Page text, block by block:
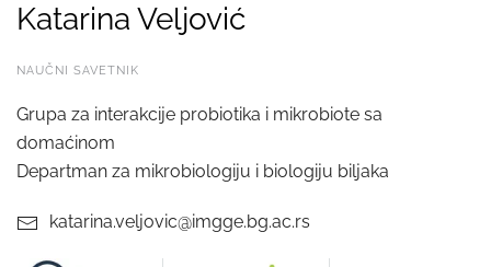
Katarina Veljović
NAUČNI SAVETNIK
Grupa za interakcije probiotika i mikrobiote sa
domaćinom
Departman za mikrobiologiju i biologiju biljaka
katarina.veljovic@imgge.bg.ac.rs